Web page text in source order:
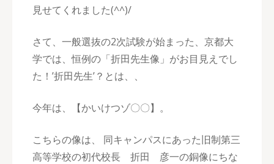
見せてくれました(^^)/
さて、一般選抜の2次試験が始まった、京都大
学では、恒例の「折田先生像」がお目見えでし
た！’折田先生’？とは、、
今年は、【かいけつゾ〇〇】。
こちらの像は、 同キャンパスにあった旧制第三
高等学校の初代校長 折田 彦一の銅像にちな